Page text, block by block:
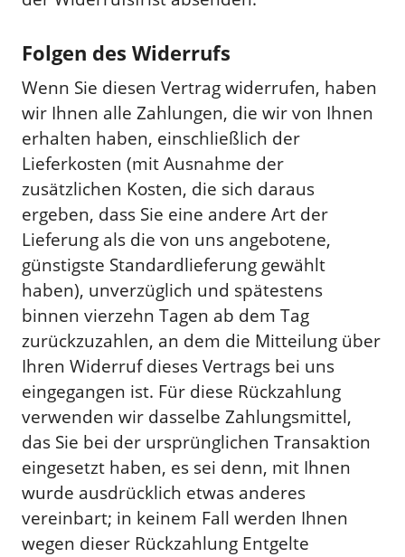
Folgen des Widerrufs
Wenn Sie diesen Vertrag widerrufen, haben
wir Ihnen alle Zahlungen, die wir von Ihnen
erhalten haben, einschließlich der
Lieferkosten (mit Ausnahme der
zusätzlichen Kosten, die sich daraus
ergeben, dass Sie eine andere Art der
Lieferung als die von uns angebotene,
günstigste Standardlieferung gewählt
haben), unverzüglich und spätestens
binnen vierzehn Tagen ab dem Tag
zurückzuzahlen, an dem die Mitteilung über
Ihren Widerruf dieses Vertrags bei uns
eingegangen ist. Für diese Rückzahlung
verwenden wir dasselbe Zahlungsmittel,
das Sie bei der ursprünglichen Transaktion
eingesetzt haben, es sei denn, mit Ihnen
wurde ausdrücklich etwas anderes
vereinbart; in keinem Fall werden Ihnen
wegen dieser Rückzahlung Entgelte